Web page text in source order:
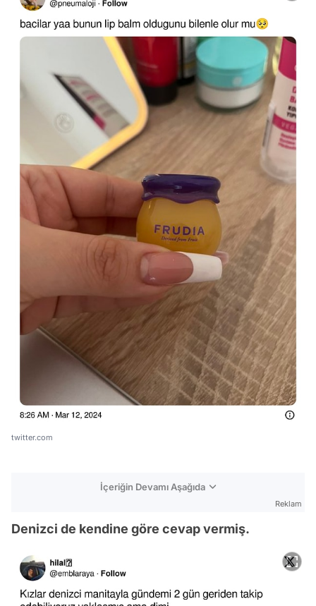
twitter.com
İçeriğin Devamı Aşağıda
Reklam
Denizci de kendine göre cevap vermiş.